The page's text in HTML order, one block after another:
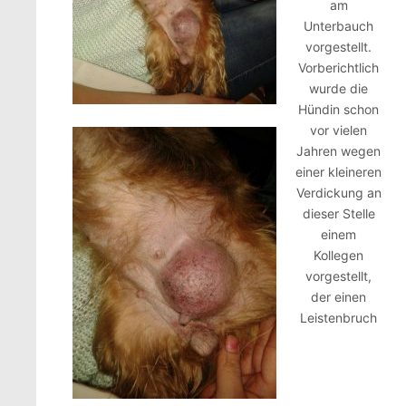
am
Unterbauch
vorgestellt.
Vorberichtlich
wurde die
Hündin schon
vor vielen
Jahren wegen
einer kleineren
Verdickung an
dieser Stelle
einem
Kollegen
vorgestellt,
der einen
Leistenbruch